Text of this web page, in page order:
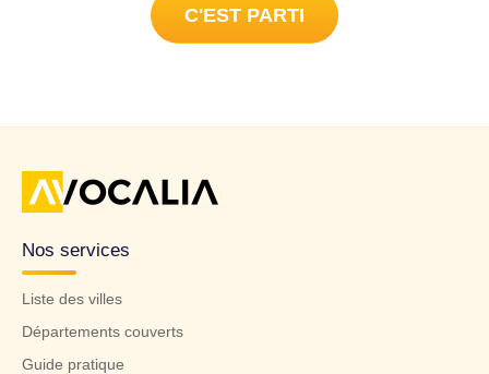
C'EST PARTI
Nos services
Liste des villes
Départements couverts
Guide pratique